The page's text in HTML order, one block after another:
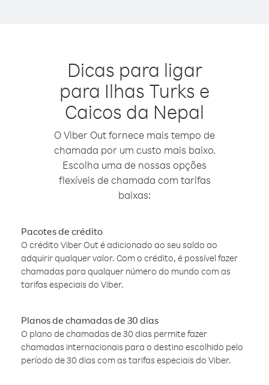
Dicas para ligar
para Ilhas Turks e
Caicos da Nepal
O Viber Out fornece mais tempo de
chamada por um custo mais baixo.
Escolha uma de nossas opções
flexíveis de chamada com tarifas
baixas:
Pacotes de crédito
O crédito Viber Out é adicionado ao seu saldo ao
adquirir qualquer valor. Com o crédito, é possível fazer
chamadas para qualquer número do mundo com as
tarifas especiais do Viber.
Planos de chamadas de 30 dias
O plano de chamadas de 30 dias permite fazer
chamadas internacionais para o destino escolhido pelo
período de 30 dias com as tarifas especiais do Viber.